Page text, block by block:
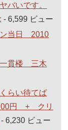
バいです。
- 6,599 ビュー
ン当日 2010
一貫楼 三木
らい待てば
円 + クリ
- 6,230 ビュー